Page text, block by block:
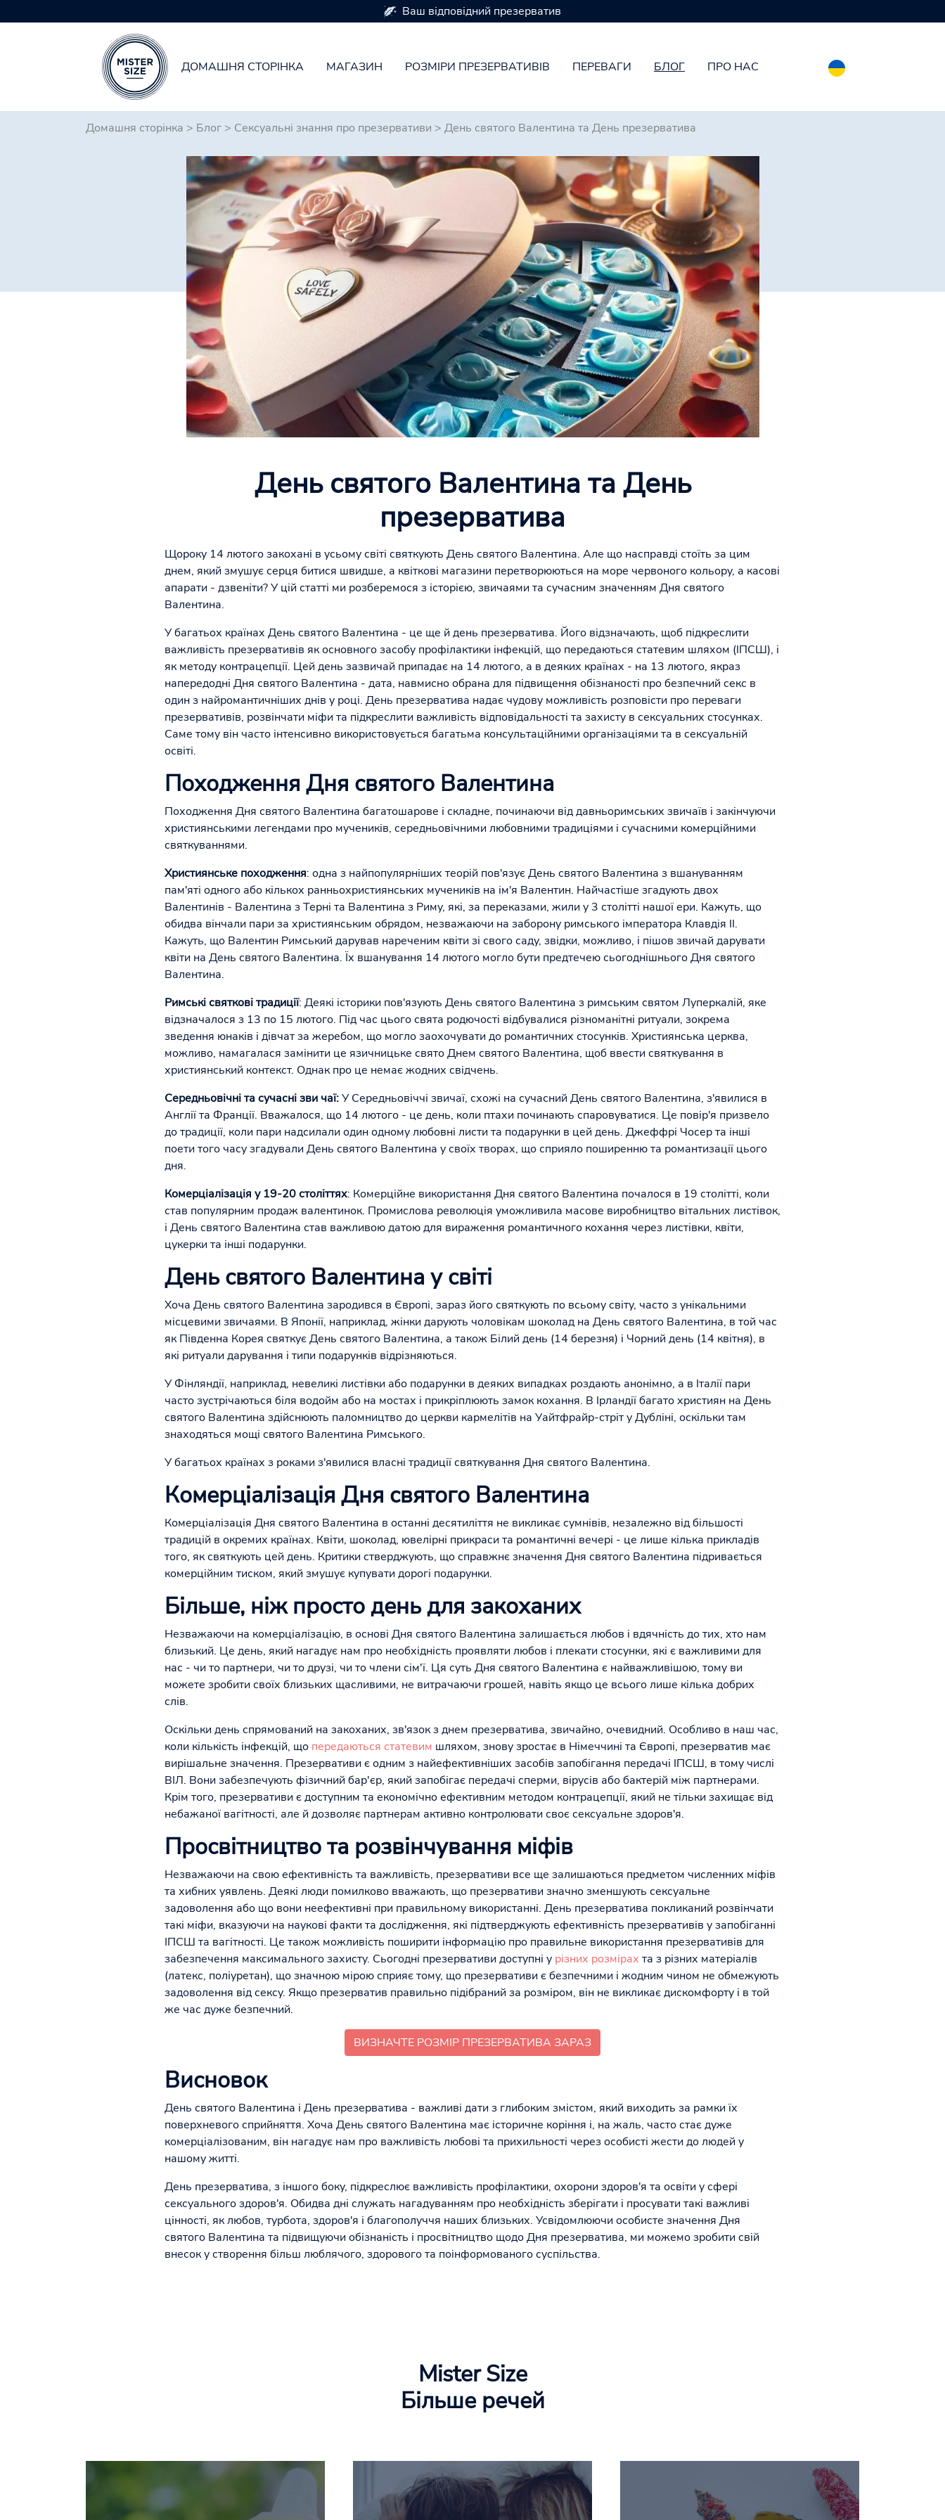
ДОМАШНЯ СТОРІНКА МАГАЗИН РОЗМІРИ ПРЕЗЕРВАТИВІВ ПЕРЕВАГИ БЛОГ ПРО НАС
Презервативи доступні в 7 розмірах
Домашня сторінка > Блог > Сексуальні знання про презервативи > День святого Валентина та День презерватива
День святого Валентина та День
презерватива
Щороку 14 лютого закохані в усьому світі святкують День святого Валентина. Але що насправді стоїть за цим
днем, який змушує серця битися швидше, а квіткові магазини перетворюються на море червоного кольору, а касові
апарати - дзвеніти? У цій статті ми розберемося з історією, звичаями та сучасним значенням Дня святого
Валентина.
У багатьох країнах День святого Валентина - це ще й день презерватива. Його відзначають, щоб підкреслити
важливість презервативів як основного засобу профілактики інфекцій, що передаються статевим шляхом (ІПСШ), і
як методу контрацепції. Цей день зазвичай припадає на 14 лютого, а в деяких країнах - на 13 лютого, якраз
напередодні Дня святого Валентина - дата, навмисно обрана для підвищення обізнаності про безпечний секс в
один з найромантичніших днів у році. День презерватива надає чудову можливість розповісти про переваги
презервативів, розвінчати міфи та підкреслити важливість відповідальності та захисту в сексуальних стосунках.
Саме тому він часто інтенсивно використовується багатьма консультаційними організаціями та в сексуальній
освіті.
Походження Дня святого Валентина
Походження Дня святого Валентина багатошарове і складне, починаючи від давньоримських звичаїв і закінчуючи
християнськими легендами про мучеників, середньовічними любовними традиціями і сучасними комерційними
святкуваннями.
Християнське походження: одна з найпопулярніших теорій пов'язує День святого Валентина з вшануванням
пам'яті одного або кількох ранньохристиянських мучеників на ім'я Валентин. Найчастіше згадують двох
Валентинів - Валентина з Терні та Валентина з Риму, які, за переказами, жили у 3 столітті нашої ери. Кажуть, що
обидва вінчали пари за християнським обрядом, незважаючи на заборону римського імператора Клавдія II.
Кажуть, що Валентин Римський дарував нареченим квіти зі свого саду, звідки, можливо, і пішов звичай дарувати
квіти на День святого Валентина. Їх вшанування 14 лютого могло бути предтечею сьогоднішнього Дня святого
Валентина.
Римські святкові традиції: Деякі історики пов'язують День святого Валентина з римським святом Луперкалій, яке
відзначалося з 13 по 15 лютого. Під час цього свята родючості відбувалися різноманітні ритуали, зокрема
зведення юнаків і дівчат за жеребом, що могло заохочувати до романтичних стосунків. Християнська церква,
можливо, намагалася замінити це язичницьке свято Днем святого Валентина, щоб ввести святкування в
християнський контекст. Однак про це немає жодних свідчень.
Середньовічні та сучасні зви чаї:У Середньовіччі звичаї, схожі на сучасний День святого Валентина, з'явилися в
Англії та Франції. Вважалося, що 14 лютого - це день, коли птахи починають спаровуватися. Це повір'я призвело
до традиції, коли пари надсилали один одному любовні листи та подарунки в цей день. Джеффрі Чосер та інші
поети того часу згадували День святого Валентина у своїх творах, що сприяло поширенню та романтизації цього
дня.
Комерціалізація у 19-20 століттях: Комерційне використання Дня святого Валентина почалося в 19 столітті, коли
став популярним продаж валентинок. Промислова революція уможливила масове виробництво вітальних листівок,
і День святого Валентина став важливою датою для вираження романтичного кохання через листівки, квіти,
цукерки та інші подарунки.
День святого Валентина у світі
Хоча День святого Валентина зародився в Європі, зараз його святкують по всьому світу, часто з унікальними
місцевими звичаями. В Японії, наприклад, жінки дарують чоловікам шоколад на День святого Валентина, в той час
як Південна Корея святкує День святого Валентина, а також Білий день (14 березня) і Чорний день (14 квітня), в
які ритуали дарування і типи подарунків відрізняються.
У Фінляндії, наприклад, невеликі листівки або подарунки в деяких випадках роздають анонімно, а в Італії пари
часто зустрічаються біля водойм або на мостах і прикріплюють замок кохання. В Ірландії багато християн на День
святого Валентина здійснюють паломництво до церкви кармелітів на Уайтфрайр-стріт у Дубліні, оскільки там
знаходяться мощі святого Валентина Римського.
У багатьох країнах з роками з'явилися власні традиції святкування Дня святого Валентина.
Комерціалізація Дня святого Валентина
Комерціалізація Дня святого Валентина в останні десятиліття не викликає сумнівів, незалежно від більшості
традицій в окремих країнах. Квіти, шоколад, ювелірні прикраси та романтичні вечері - це лише кілька прикладів
того, як святкують цей день. Критики стверджують, що справжнє значення Дня святого Валентина підривається
комерційним тиском, який змушує купувати дорогі подарунки.
Більше, ніж просто день для закоханих
Незважаючи на комерціалізацію, в основі Дня святого Валентина залишається любов і вдячність до тих, хто нам
близький. Це день, який нагадує нам про необхідність проявляти любов і плекати стосунки, які є важливими для
нас - чи то партнери, чи то друзі, чи то члени сім'ї. Ця суть Дня святого Валентина є найважливішою, тому ви
можете зробити своїх близьких щасливими, не витрачаючи грошей, навіть якщо це всього лише кілька добрих
слів.
Оскільки день спрямований на закоханих, зв'язок з днем презерватива, звичайно, очевидний. Особливо в наш час,
коли кількість інфекцій, що передаються статевим шляхом, знову зростає в Німеччині та Європі, презерватив має
вирішальне значення. Презервативи є одним з найефективніших засобів запобігання передачі ІПСШ, в тому числі
ВІЛ. Вони забезпечують фізичний бар'єр, який запобігає передачі сперми, вірусів або бактерій між партнерами.
Крім того, презервативи є доступним та економічно ефективним методом контрацепції, який не тільки захищає від
небажаної вагітності, але й дозволяє партнерам активно контролювати своє сексуальне здоров'я.
Просвітництво та розвінчування міфів
Незважаючи на свою ефективність та важливість, презервативи все ще залишаються предметом численних міфів
та хибних уявлень. Деякі люди помилково вважають, що презервативи значно зменшують сексуальне
задоволення або що вони неефективні при правильному використанні. День презерватива покликаний розвінчати
такі міфи, вказуючи на наукові факти та дослідження, які підтверджують ефективність презервативів у запобіганні
ІПСШ та вагітності. Це також можливість поширити інформацію про правильне використання презервативів для
забезпечення максимального захисту. Сьогодні презервативи доступні у різних розмірах та з різних матеріалів
(латекс, поліуретан), що значною мірою сприяє тому, що презервативи є безпечними і жодним чином не обмежують
задоволення від сексу. Якщо презерватив правильно підібраний за розміром, він не викликає дискомфорту і в той
же час дуже безпечний.
ВИЗНАЧТЕ РОЗМІР ПРЕЗЕРВАТИВА ЗАРАЗ
Висновок
День святого Валентина і День презерватива - важливі дати з глибоким змістом, який виходить за рамки їх
поверхневого сприйняття. Хоча День святого Валентина має історичне коріння і, на жаль, часто стає дуже
комерціалізованим, він нагадує нам про важливість любові та прихильності через особисті жести до людей у
нашому житті.
День презерватива, з іншого боку, підкреслює важливість профілактики, охорони здоров'я та освіти у сфері
сексуального здоров'я. Обидва дні служать нагадуванням про необхідність зберігати і просувати такі важливі
цінності, як любов, турбота, здоров'я і благополуччя наших близьких. Усвідомлюючи особисте значення Дня
святого Валентина та підвищуючи обізнаність і просвітництво щодо Дня презерватива, ми можемо зробити свій
внесок у створення більш люблячого, здорового та поінформованого суспільства.
Mister Size
Більше речей